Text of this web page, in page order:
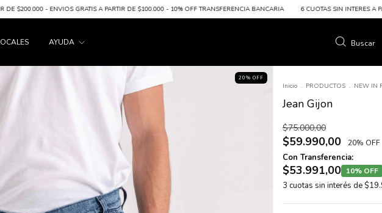
GRATIS A PARTIR DE $100.000 - 10% OFF TRANSFERENCIA BANCARIA 6 CUOTAS SIN INTERES A PARTIR DE
AYUDA Buscar
20% OFF
Inicio . PRODUCTOS . NEW IN
Jean Gijon
$75.000,00
$59.990,00 20% OFF
Con Transferencia:
$53.991,00 10% OFF
3 cuotas sin interés de